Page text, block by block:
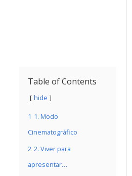
Table of Contents
hide
1 1. Modo
Cinematográfico
2 2. Viver para
apresentar…